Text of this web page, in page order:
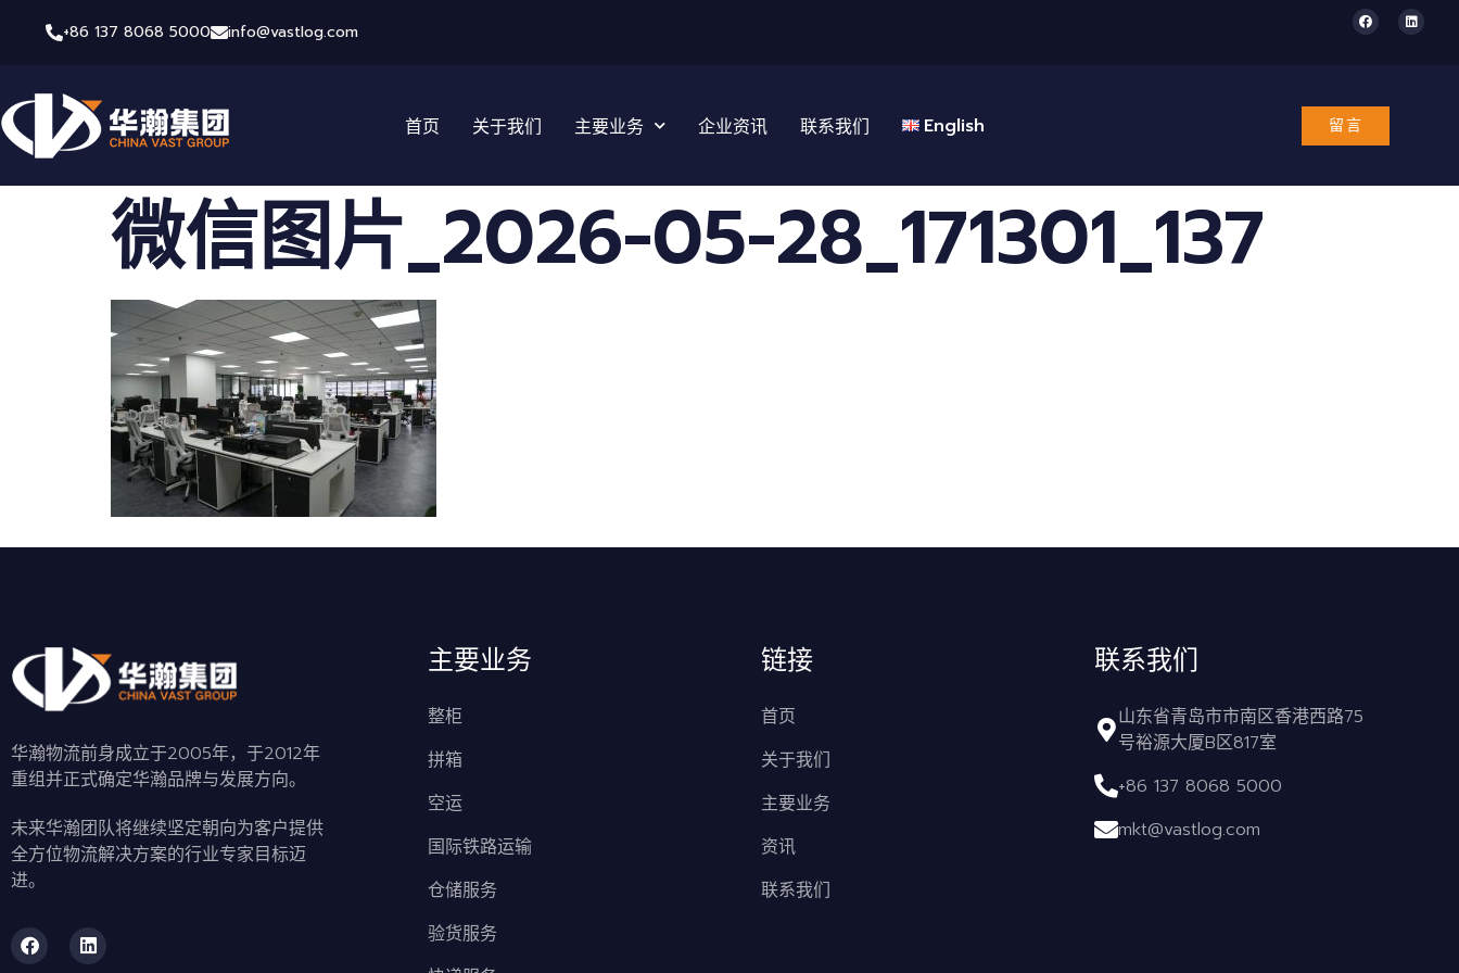
+86 137 8068 5000 info@vastlog.com
首页 关于我们 主要业务 企业资讯 联系我们 English 留言
微信图片_2026-05-28_171301_137
华瀚物流前身成立于2005年，于2012年
重组并正式确定华瀚品牌与发展方向。
未来华瀚团队将继续坚定朝向为客户提供
全方位物流解决方案的行业专家目标迈
进。
主要业务
整柜
拼箱
空运
国际铁路运输
仓储服务
验货服务
链接
首页
关于我们
主要业务
资讯
联系我们
联系我们
山东省青岛市市南区香港西路75
号裕源大厦B区817室
+86 137 8068 5000
mkt@vastlog.com